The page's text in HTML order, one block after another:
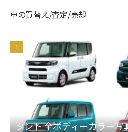
車の買替え/査定/売却
タント 全ボディーカラー写